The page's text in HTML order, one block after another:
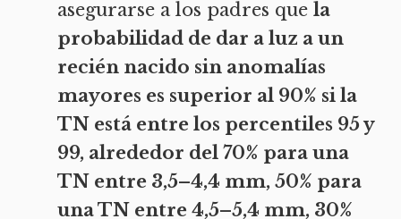
asegurarse a los padres que la
probabilidad de dar a luz a un
recién nacido sin anomalías
mayores es superior al 90% si la
TN está entre los percentiles 95 y
99, alrededor del 70% para una
TN entre 3,5–4,4 mm, 50% para
una TN entre 4,5–5,4 mm, 30%